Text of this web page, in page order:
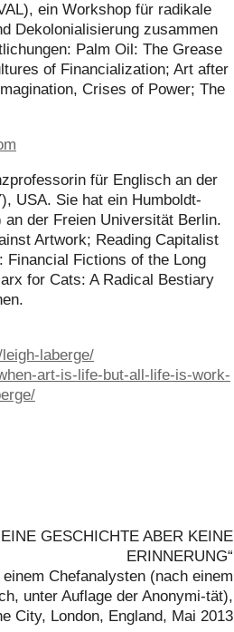
ein Workshop für radikale
Dekolonialisierung zusammen
Palm Oil: The Grease
of Financialization; Art after
Crises of Power; The
für Englisch an der
USA. Sie hat ein Humboldt-
der Freien Universität Berlin.
Artwork; Reading Capitalist
Financial Fictions of the Long
for Cats: A Radical Bestiary
laberge/
art-is-life-but-all-life-is-work-
GESCHICHTE ABER KEINE
ERINNERUNG“
Chefanalysten (nach einem
unter Auflage der Anonymi-tät),
City, London, England, Mai 2013